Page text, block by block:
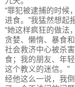
“罪犯被逮捕的时候
进食。”我猛然想起
“她这样疯狂的做法
贪婪、懒惰、暴食
社会救济中心被杀
食；我的朋友、年
这个教义的迷信。”
经他这么一说，我